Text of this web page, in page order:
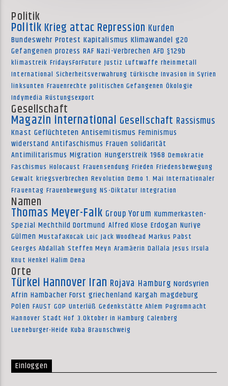
Politik
Politik Krieg attac Repression Kurden
Bundeswehr Protest Kapitalismus Klimawandel g20
Gefangenen prozess RAF Nazi-Verbrechen AFD §129b
klimastreik FridaysForFuture Justiz Luftwaffe rheinmetall
International Sicherheitsverwahrung türkische Invasion in Syrien
linksunten Frauenrechte politischen Gefangenen Ökologie
Indymedia Rüstungsexport
Gesellschaft
Magazin international Gesellschaft Rassismus
Knast Geflüchteten Antisemitismus Feminismus
widerstand Antifaschismus Frauen solidarität
Antimilitarismus Migration Hungerstreik 1968 Demokratie
Faschismus Holocaust Frauensendung Frieden Friedensbewegung
Gewalt kriegsverbrechen Revolution Demo 1. Mai Internationaler
Frauentag Frauenbewegung NS-Diktatur Integration
Namen
Thomas Meyer-Falk Group Yorum Kummerkasten-
Spezial Mechthild Dortmund Alfred Klose Erdogan Nuriye
Gülmen MustafaKocak Loic Jack Woodhead Markus Pabst
Georges Abdallah Steffen Meyn Aramäerin Dallala Jesus Irsula
Knut Henkel Halim Dena
Orte
Türkei Hannover Iran Rojava Hamburg Nordsyrien
Afrin Hambacher Forst griechenland Kargah magdeburg
Polen FAUST GOP Unterlüß Gedenkstätte Ahlem Pogromnacht
Hannover Stadt Hof 3.Oktober in Hamburg Calenberg
Lueneburger-Heide Kuba Braunschweig
Einloggen